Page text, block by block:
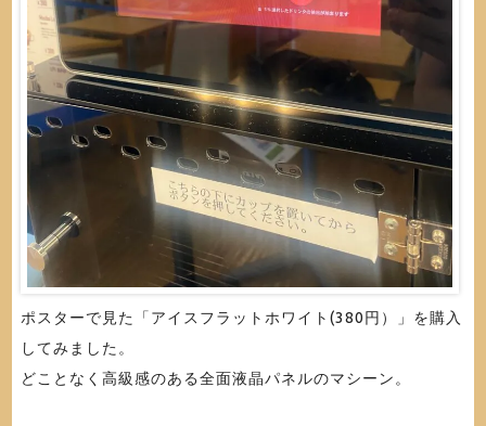
ポスターで見た「アイスフラットホワイト(380円）」を購入
してみました。
どことなく高級感のある全面液晶パネルのマシーン。